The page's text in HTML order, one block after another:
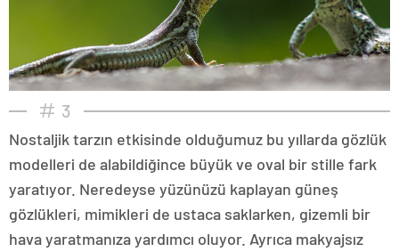
3
Nostaljik tarzın etkisinde olduğumuz bu yıllarda gözlük
modelleri de alabildiğince büyük ve oval bir stille fark
yaratıyor. Neredeyse yüzünüzü kaplayan güneş
gözlükleri, mimikleri de ustaca saklarken, gizemli bir
hava yaratmanıza yardımcı oluyor. Ayrıca makyajsız